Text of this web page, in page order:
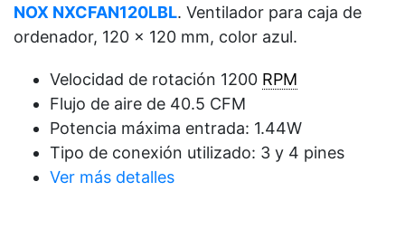
NOX NXCFAN120LBL. Ventilador para caja de
ordenador, 120 x 120 mm, color azul.
Velocidad de rotación 1200 RPM
Flujo de aire de 40.5 CFM
Potencia máxima entrada: 1.44W
Tipo de conexión utilizado: 3 y 4 pines
Ver más detalles